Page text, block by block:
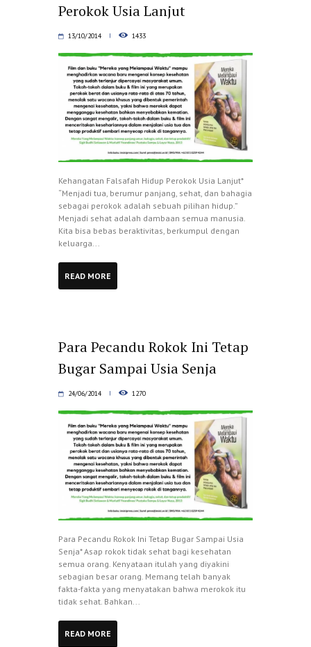
Perokok Usia Lanjut
13/10/2014 1433
Kehangatan Falsafah Hidup Perokok Usia Lanjut*
“Menjadi tua, berumur panjang, sehat, dan bahagia
sebagai perokok adalah sebuah pilihan hidup.”
Menjadi sehat adalah dambaan semua manusia.
Kita bisa bebas beraktivitas, berkumpul dengan
keluarga...
READ MORE
Para Pecandu Rokok Ini Tetap
Bugar Sampai Usia Senja
24/06/2014 1270
Para Pecandu Rokok Ini Tetap Bugar Sampai Usia
Senja* Asap rokok tidak sehat bagi kesehatan
semua orang. Kenyataan itulah yang diyakini
sebagian besar orang. Memang telah banyak
fakta-fakta yang menyatakan bahwa merokok itu
tidak sehat. Bahkan...
READ MORE